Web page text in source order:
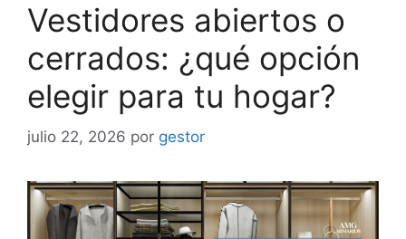
Vestidores abiertos o
cerrados: ¿qué opción
elegir para tu hogar?
julio 22, 2026 por gestor